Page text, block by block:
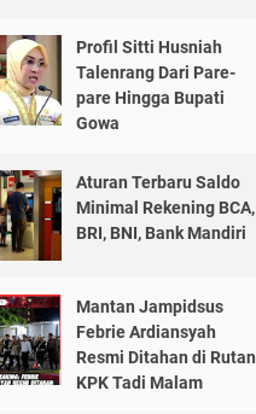
Profil Sitti Husniah
Talenrang Dari Pare-
pare Hingga Bupati
Gowa
Aturan Terbaru Saldo
Minimal Rekening BCA,
BRI, BNI, Bank Mandiri
Mantan Jampidsus
Febrie Ardiansyah
Resmi Ditahan di Rutan
KPK Tadi Malam